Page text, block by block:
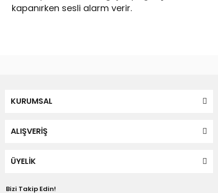
kapanırken sesli alarm verir.
Ürün resmi kalitesiz, bozuk veya görüntülenemiyor.
Ürün bilgilerinde hatalar bulunuyor.
Bu ürüne benzer farklı alternatifler olmalı.
KURUMSAL
ALIŞVERİŞ
ÜYELİK
Bizi Takip Edin!